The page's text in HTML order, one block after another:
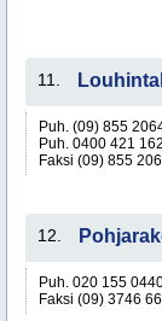
11.
Puh. (09) 855
Puh. 0400 421 162
Faksi (09) 855
12.
Puh. 020 155
Faksi (09) 3746